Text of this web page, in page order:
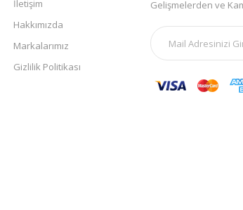
İletişim
Hakkımızda
Markalarımız
Gizlilik Politikası
Gelişmelerden ve